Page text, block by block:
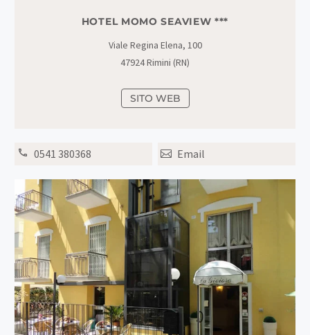
HOTEL MOMO SEAVIEW ***
Viale Regina Elena, 100
47924 Rimini (RN)
SITO WEB
0541 380368 Email